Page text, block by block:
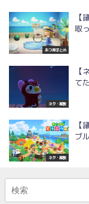
あつ森まとめ
【
取
ネタ・雑談
て
ネタ・雑談
【
ブ